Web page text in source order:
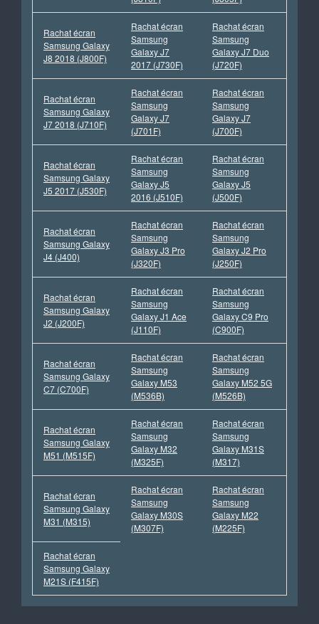
Rachat écran
Samsung Galaxy
J8 2018 (J800F)
Rachat écran
Samsung
Galaxy J7
2017 (J730F)
Rachat écran
Samsung
Galaxy J7 Duo
(J720F)
Rachat écran
Samsung Galaxy
J7 2018 (J710F)
Rachat écran
Samsung
Galaxy J7
(J701F)
Rachat écran
Samsung
Galaxy J7
(J700F)
Rachat écran
Samsung Galaxy
J5 2017 (J530F)
Rachat écran
Samsung
Galaxy J5
2016 (J510F)
Rachat écran
Samsung
Galaxy J5
(J500F)
Rachat écran
Samsung Galaxy
J4 (J400)
Rachat écran
Samsung
Galaxy J3 Pro
(J320F)
Rachat écran
Samsung
Galaxy J2 Pro
(J250F)
Rachat écran
Samsung Galaxy
J2 (J200F)
Rachat écran
Samsung
Galaxy J1 Ace
(J110F)
Rachat écran
Samsung
Galaxy C9 Pro
(C900F)
Rachat écran
Samsung Galaxy
C7 (C700F)
Rachat écran
Samsung
Galaxy M53
(M536B)
Rachat écran
Samsung
Galaxy M52 5G
(M526B)
Rachat écran
Samsung Galaxy
M51 (M515F)
Rachat écran
Samsung
Galaxy M32
(M325F)
Rachat écran
Samsung
Galaxy M31S
(M317)
Rachat écran
Samsung Galaxy
M31 (M315)
Rachat écran
Samsung
Galaxy M30S
(M307F)
Rachat écran
Samsung
Galaxy M22
(M225F)
Rachat écran
Samsung Galaxy
M21S (F415F)